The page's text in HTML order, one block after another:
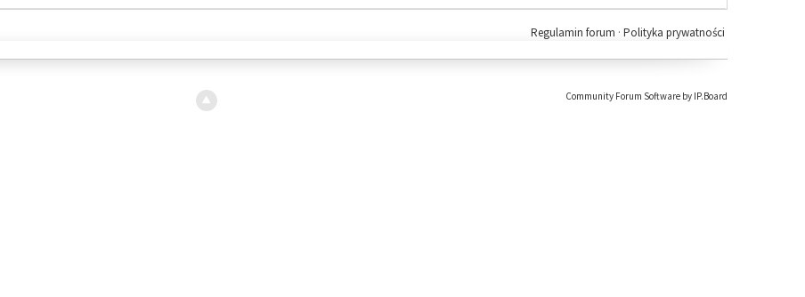
Polityka prywatności
Regulamin forum ·
Community Forum Software by IP.Board